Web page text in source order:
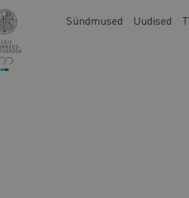
Main
Sündmused Uudised